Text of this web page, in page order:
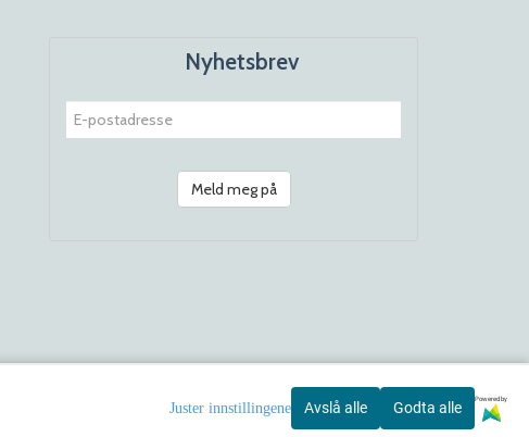
Nyhetsbrev
Meld meg på
Avslå alle Godta alle
Powered by
Juster innstillingene